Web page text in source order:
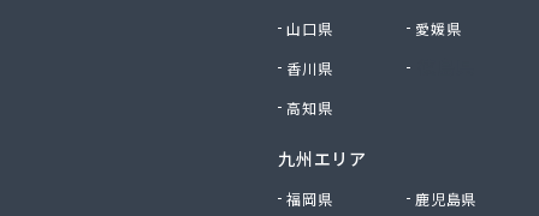
山口県
愛媛県
香川県
高知県
九州エリア
福岡県
鹿児島県